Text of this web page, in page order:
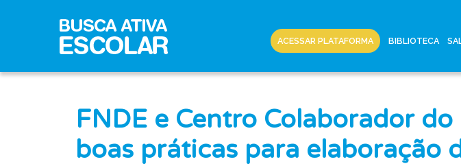
ACESSAR PLATAFORMA BIBLIOTECA
FNDE e Centro Colaborador
boas práticas para elaboração